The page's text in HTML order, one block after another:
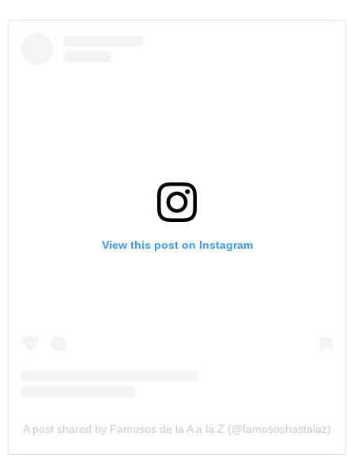
View this post on Instagram
A post shared by Famosos de la A a la Z (@famososhastalaz)